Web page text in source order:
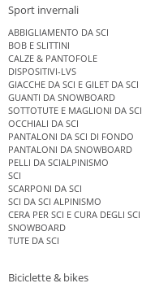
Sport invernali
ABBIGLIAMENTO DA SCI
BOB E SLITTINI
CALZE & PANTOFOLE
DISPOSITIVI-LVS
GIACCHE DA SCI E GILET DA SCI
GUANTI DA SNOWBOARD
SOTTOTUTE E MAGLIONI DA SCI
OCCHIALI DA SCI
PANTALONI DA SCI DI FONDO
PANTALONI DA SNOWBOARD
PELLI DA SCIALPINISMO
SCI
SCARPONI DA SCI
SCI DA SCI ALPINISMO
CERA PER SCI E CURA DEGLI SCI
SNOWBOARD
TUTE DA SCI
Biciclette & bikes